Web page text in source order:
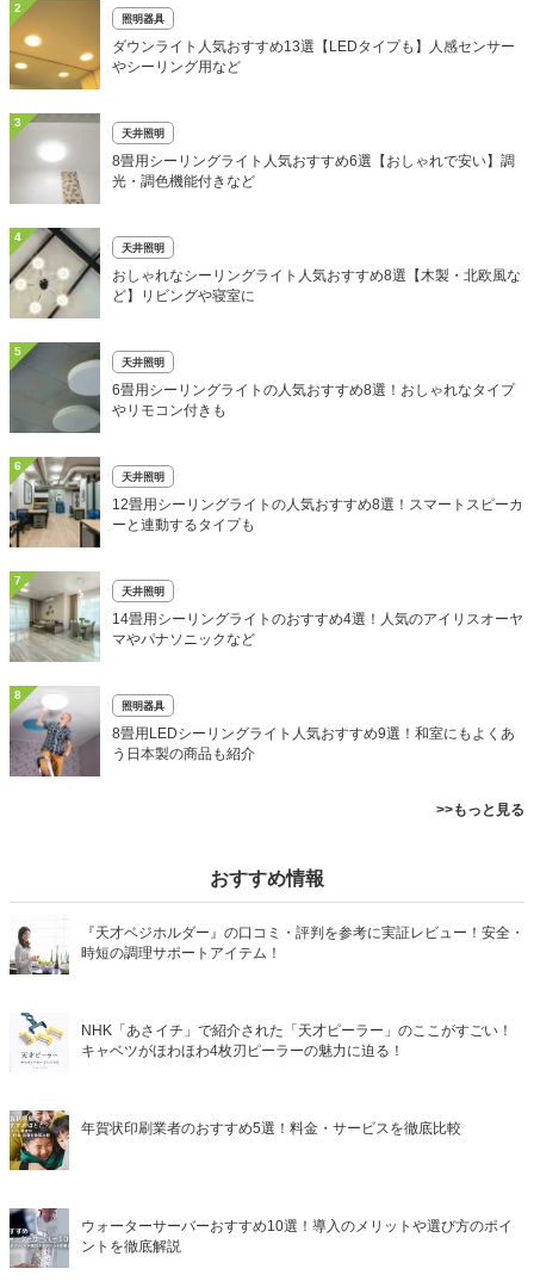
2
照明器具
ダウンライト人気おすすめ13選【LEDタイプも】人感センサー
やシーリング用など
3
天井照明
8畳用シーリングライト人気おすすめ6選【おしゃれで安い】調
光・調色機能付きなど
4
天井照明
おしゃれなシーリングライト人気おすすめ8選【木製・北欧風な
ど】リビングや寝室に
5
天井照明
6畳用シーリングライトの人気おすすめ8選！おしゃれなタイプ
やリモコン付きも
6
天井照明
12畳用シーリングライトの人気おすすめ8選！スマートスピーカ
ーと連動するタイプも
7
天井照明
14畳用シーリングライトのおすすめ4選！人気のアイリスオーヤ
マやパナソニックなど
8
照明器具
8畳用LEDシーリングライト人気おすすめ9選！和室にもよくあ
う日本製の商品も紹介
>>もっと見る
おすすめ情報
『天才ベジホルダー』の口コミ・評判を参考に実証レビュー！安全・
時短の調理サポートアイテム！
NHK「あさイチ」で紹介された「天才ピーラー」のここがすごい！
キャベツがほわほわ4枚刃ピーラーの魅力に迫る！
年賀状印刷業者のおすすめ5選！料金・サービスを徹底比較
ウォーターサーバーおすすめ10選！導入のメリットや選び方のポイ
ントを徹底解説